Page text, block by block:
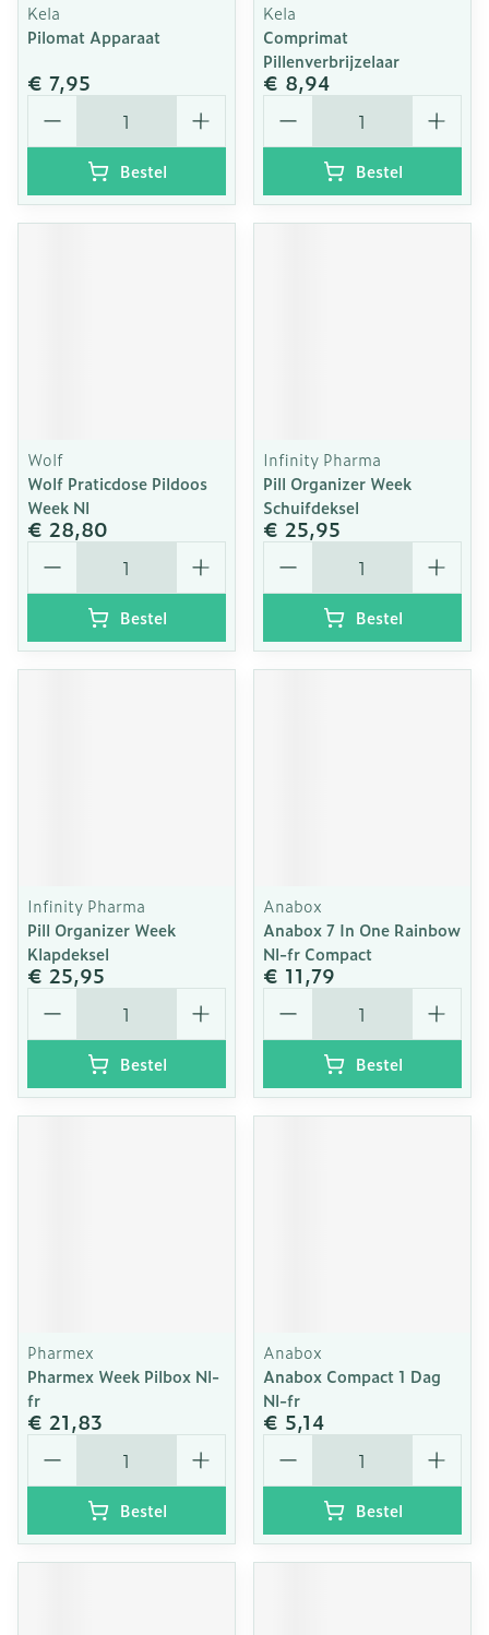
Kela
Pilomat Apparaat
€ 7,95
Aantal
Bestel
Kela
Comprimat
Pillenverbrijzelaar
€ 8,94
Aantal
Bestel
Wolf
Wolf Praticdose Pildoos
Week Nl
€ 28,80
Aantal
Bestel
Infinity Pharma
Pill Organizer Week
Schuifdeksel
€ 25,95
Aantal
Bestel
Infinity Pharma
Pill Organizer Week
Klapdeksel
€ 25,95
Aantal
Bestel
Anabox
Anabox 7 In One Rainbow
Nl-fr Compact
€ 11,79
Aantal
Bestel
Pharmex
Pharmex Week Pilbox Nl-
fr
€ 21,83
Aantal
Bestel
Anabox
Anabox Compact 1 Dag
Nl-fr
€ 5,14
Aantal
Bestel